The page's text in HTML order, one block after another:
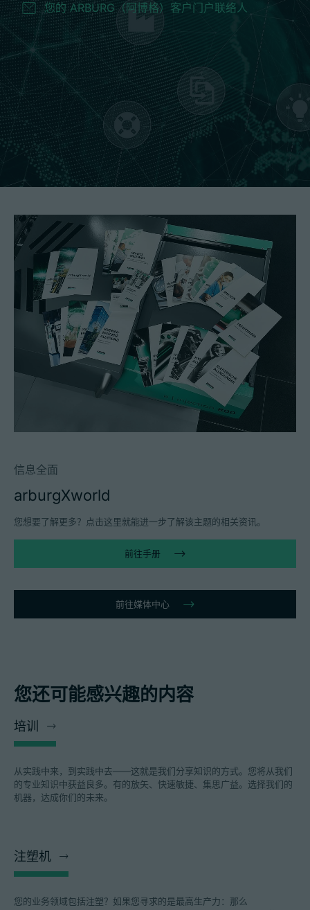
您的 ARBURG（阿博格）客户门户联络人
信息全面
arburgXworld
您想要了解更多？点击这里就能进一步了解该主题的相关资讯。
前往手册
前往媒体中心
您还可能感兴趣的内容
培训
从实践中来，到实践中去——这就是我们分享知识的方式。您将从我们
的专业知识中获益良多。有的放矢、快速敏捷、集思广益。选择我们的
机器，达成你们的未来。
注塑机
您的业务领域包括注塑？如果您寻求的是最高生产力：那么